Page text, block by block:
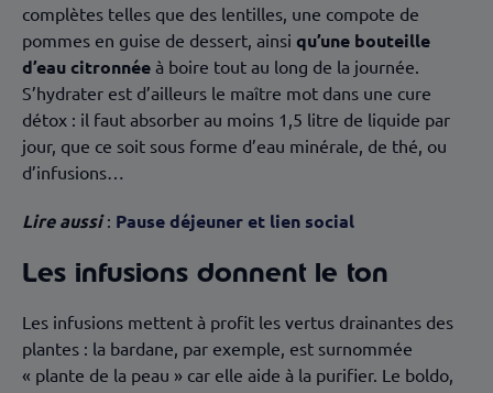
complètes telles que des lentilles, une compote de
pommes en guise de dessert, ainsi qu’une bouteille
d’eau citronnée à boire tout au long de la journée.
S’hydrater est d’ailleurs le maître mot dans une cure
détox : il faut absorber au moins 1,5 litre de liquide par
jour, que ce soit sous forme d’eau minérale, de thé, ou
d’infusions…
Lire aussi : Pause déjeuner et lien social
Les infusions donnent le ton
Les infusions mettent à profit les vertus drainantes des
plantes : la bardane, par exemple, est surnommée
« plante de la peau » car elle aide à la purifier. Le boldo,